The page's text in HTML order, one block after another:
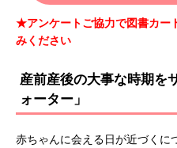
★アンケートご協力で図書カ
みください
産前産後の大事な時期を
ォーター」
赤ちゃんに会える日が近づくに